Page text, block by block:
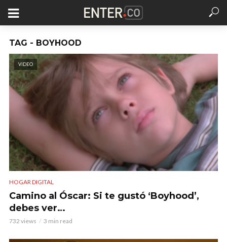
TAG - BOYHOOD
VIDEO
HOGAR DIGITAL
Camino al Óscar: Si te gustó ‘Boyhood’,
debes ver…
732 views 3 min read